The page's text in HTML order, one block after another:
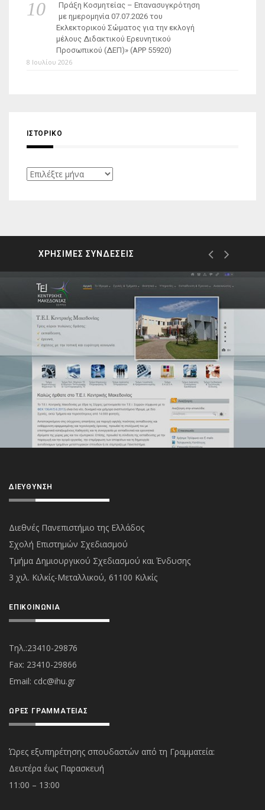
Πράξη Κοσμητείας – Επανασυγκρότηση
με ημερομηνία 07.07.2026 του
Εκλεκτορικού Σώματος για την εκλογή
μέλους Διδακτικού Ερευνητικού
Προσωπικού (ΔΕΠ)» (APP 55920)
8 Ιουλίου 2026
ΙΣΤΟΡΙΚΌ
Ιστορικό
ΧΡΗΣΙΜΕΣ ΣΥΝΔΕΣΕΙΣ
ΔΙΕΎΘΥΝΣΗ
Διεθνές Πανεπιστήμιο της Ελλάδος
Σχολή Επιστημών Σχεδιασμού
Τμήμα Δημιουργικού Σχεδιασμού και Ένδυσης
3 χιλ. Κιλκίς-Μεταλλικού, 61100 Κιλκίς
ΕΠΙΚΟΙΝΩΝΊΑ
Τηλ.:23410-29876
Fax: 23410-29866
Εmail: cdc@ihu.gr
ΏΡΕΣ ΓΡΑΜΜΑΤΕΊΑΣ
Ώρες εξυπηρέτησης σπουδαστών από τη Γραμματεία:
Δευτέρα έως Παρασκευή
11:00 – 13:00